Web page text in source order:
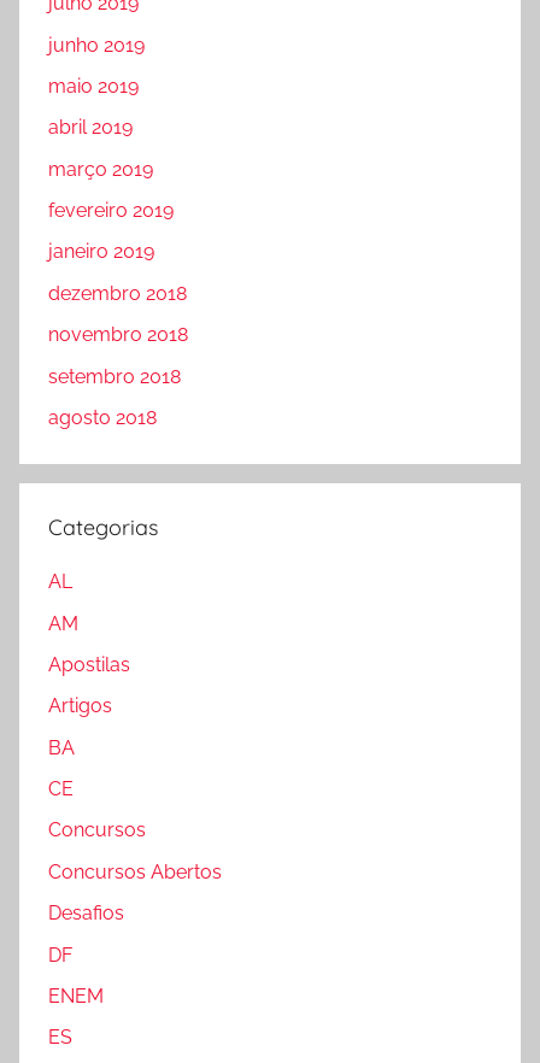
junho 2019
maio 2019
abril 2019
março 2019
fevereiro 2019
janeiro 2019
dezembro 2018
novembro 2018
setembro 2018
agosto 2018
Categorias
AL
AM
Apostilas
Artigos
BA
CE
Concursos
Concursos Abertos
Desafios
DF
ENEM
ES